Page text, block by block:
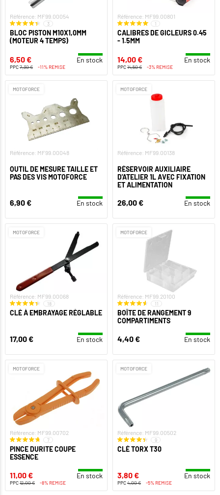
Référence: MF99.00054
3
BLOC PISTON M10X1,0MM
(MOTEUR 4 TEMPS)
6,50 € En stock
PPC7,30 € -11% REMISE
Référence: MF99.00801
1
CALIBRES DE GICLEURS 0.45
- 1.5MM
14,00 € En stock
PPC14,50 € -3% REMISE
MOTOFORCE
Référence: MF99.00048
OUTIL DE MESURE TAILLE ET
PAS DES VIS MOTOFORCE
6,90 € En stock
MOTOFORCE
Référence: MF99.00138
RÉSERVOIR AUXILIAIRE
D'ATELIER 1L AVEC FIXATION
ET ALIMENTATION
26,00 € En stock
MOTOFORCE
Référence: MF99.00068
18
CLÉ À EMBRAYAGE RÉGLABLE
17,00 € En stock
MOTOFORCE
Référence: MF99.20100
11
BOÎTE DE RANGEMENT 9
COMPARTIMENTS
4,40 € En stock
MOTOFORCE
Référence: MF99.00702
7
PINCE DURITE COUPE
ESSENCE
11,00 € En stock
PPC12,00 € -8% REMISE
MOTOFORCE
Référence: MF99.00502
9
CLÉ TORX T30
3,80 € En stock
PPC4,00 € -5% REMISE